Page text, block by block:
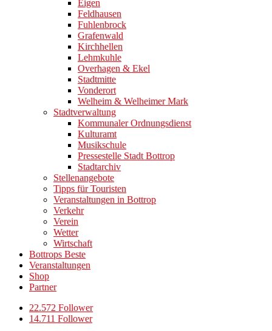
Eigen
Feldhausen
Fuhlenbrock
Grafenwald
Kirchhellen
Lehmkuhle
Overhagen & Ekel
Stadtmitte
Vonderort
Welheim & Welheimer Mark
Stadtverwaltung
Kommunaler Ordnungsdienst
Kulturamt
Musikschule
Pressestelle Stadt Bottrop
Stadtarchiv
Stellenangebote
Tipps für Touristen
Veranstaltungen in Bottrop
Verkehr
Verein
Wetter
Wirtschaft
Bottrops Beste
Veranstaltungen
Shop
Partner
22.572 Follower
14.711 Follower